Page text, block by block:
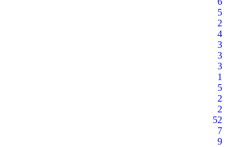
5
2
4
3
3
3
1
5
2
2
52
7
9